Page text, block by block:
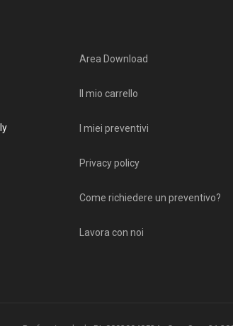
Area Download
Il mio carrello
I miei preventivi
Privacy policy
Come richiedere un preventivo?
Lavora con noi